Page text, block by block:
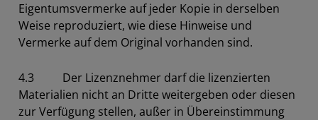
Eigentumsvermerke auf jeder Kopie in derselben
Weise reproduziert, wie diese Hinweise und
Vermerke auf dem Original vorhanden sind.
4.3 Der Lizenznehmer darf die lizenzierten
Materialien nicht an Dritte weitergeben oder diesen
zur Verfügung stellen, außer in Übereinstimmung